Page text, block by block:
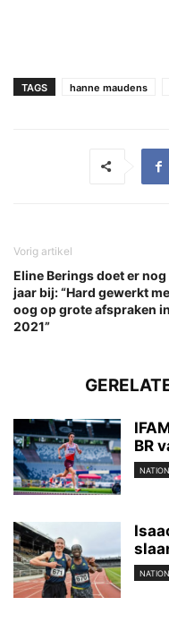
TAGS hanne maudens
Vorig artikel
Eline Berings doet er nog
jaar bij: “Hard gewerkt
oog op grote afspraken in
2021”
BR